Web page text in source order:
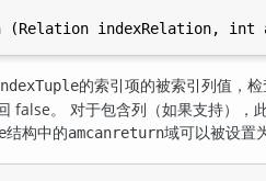
的索引项的被索引列值，
false。 对于包含列（如果支持），
结构中的amcanreturn域可以被设置